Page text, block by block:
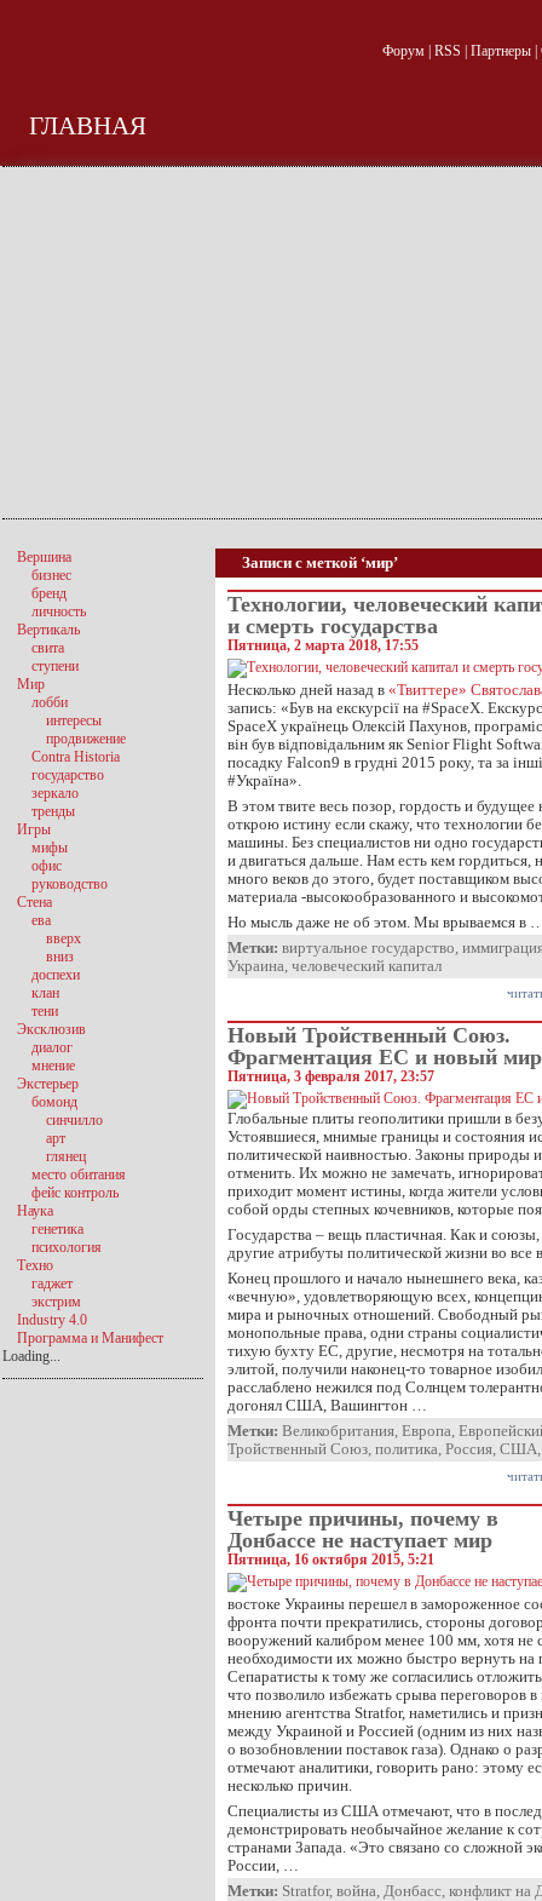
Форум| RSS Партнеры|
ГЛАВНАЯ
Записи с меткой ‘мир’
Технологии, человеческий
и смерть государства
Пятница, 2 марта 2018, 17:55
Несколько дней назад в «Твиттере»
запись: «Був на екскурсії на #SpaceX.
SpaceX українець Олексій Пахунов,
він був відповідальним як Senior Flight
посадку Falcon9 в грудні 2015 року, та за
#Україна».
В этом твите весь позор, гордость и
открою истину если скажу, что технологии
машины. Без специалистов ни одно
и двигаться дальше. Нам есть кем гордиться,
много веков до этого, будет поставщиком
материала -высокообразованного и
Но мысль даже не об этом. Мы врываемся в
Метки: виртуальное государство,
Украина, человеческий капитал
Новый Тройственный Союз.
Фрагментация ЕС и новый
Пятница, 3 февраля 2017, 23:57
Глобальные плиты геополитики пришли в
Устоявшиеся, мнимые границы и состояния
политической наивностью. Законы природы
отменить. Их можно не замечать,
приходит момент истины, когда жители
собой орды степных кочевников, которые
Государства – вещь пластичная. Как и
другие атрибуты политической жизни во все
Конец прошлого и начало нынешнего века,
«вечную», удовлетворяющую всех,
мира и рыночных отношений. Свободный
монопольные права, одни страны
тихую бухту ЕС, другие, несмотря на
элитой, получили наконец-то товарное
расслаблено нежился под Солнцем
догонял США, Вашингтон …
Метки: Великобритания, Европа,
Тройственный Союз, политика, Россия, США
Четыре причины, почему в
Донбассе не наступает мир
Пятница, 16 октября 2015, 5:21
востоке Украины перешел в замороженное
фронта почти прекратились, стороны
вооружений калибром менее 100 мм, хотя не
необходимости их можно быстро вернуть на
Сепаратисты к тому же согласились
что позволило избежать срыва переговоров
мнению агентства Stratfor, наметились и
между Украиной и Россией (одним из них
о возобновлении поставок газа). Однако о
отмечают аналитики, говорить рано: этому
несколько причин.
Специалисты из США отмечают, что в
демонстрировать необычайное желание к
странами Запада. «Это связано со сложной
России, …
Метки: Stratfor, война, Донбасс, конфликт на
Вершина
бизнес
бренд
личность
Вертикаль
свита
ступени
Мир
лобби
интересы
продвижение
Contra Historia
государство
зеркало
тренды
Игры
мифы
офис
руководство
Стена
ева
вверх
вниз
доспехи
клан
тени
Эксклюзив
диалог
мнение
Экстерьер
бомонд
синчилло
арт
глянец
место обитания
фейс контроль
Наука
генетика
психология
Техно
гаджет
экстрим
Industry 4.0
Программа и Манифест
Loading...